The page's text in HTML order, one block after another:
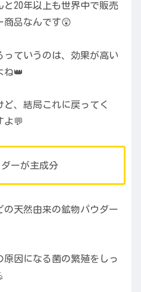
と20年以上も世界中で販売
商品なんです😲
っていうのは、効果が高い
ね👑
ど、結局これに戻ってく
よ💬
ーが主成分
の天然由来の鉱物パウダー
原因になる菌の繁殖をしっ